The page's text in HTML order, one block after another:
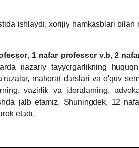
ishlaydi, xorijiy hamkasblari
, 1 nafar professor v.b, 2
nazariy tayyorgarlikning
mahorat darslari va o'quv
vazirlik va idoralarning,
jalb etamiz. Shuningdek, 12
etadi.